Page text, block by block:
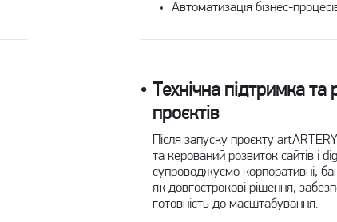
Автоматизація бізнес-
Технічна підтримка
проєктів
Після запуску проєкту
та керований розвиток сайтів і
супроводжуємо корпоративні,
як довгострокові рішення,
готовність до масштабування.